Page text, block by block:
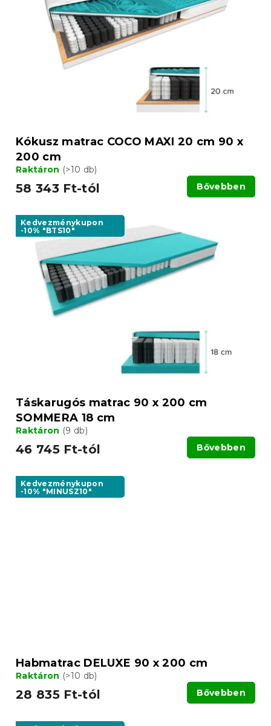
Kókusz matrac COCO MAXI 20 cm 90 x
200 cm
Raktáron (>10 db)
58 343 Ft-tól Bővebben
Kedvezménykupon
-10% "BTS10"
Táskarugós matrac 90 x 200 cm
SOMMERA 18 cm
Raktáron (9 db)
46 745 Ft-tól Bővebben
Kedvezménykupon
-10% "MINUSZ10"
Habmatrac DELUXE 90 x 200 cm
Raktáron (>10 db)
28 835 Ft-tól Bővebben